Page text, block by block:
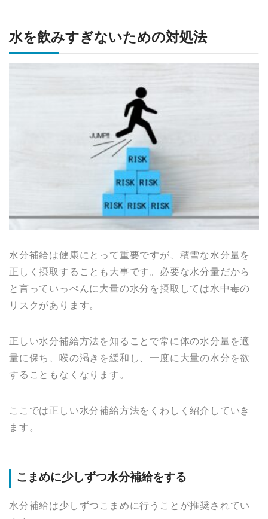
水を飲みすぎないための対処法
水分補給は健康にとって重要ですが、積雪な水分量を
正しく摂取することも大事です。必要な水分量だから
と言っていっぺんに大量の水分を摂取しては水中毒の
リスクがあります。
正しい水分補給方法を知ることで常に体の水分量を適
量に保ち、喉の渇きを緩和し、一度に大量の水分を欲
することもなくなります。
ここでは正しい水分補給方法をくわしく紹介していき
ます。
こまめに少しずつ水分補給をする
水分補給は少しずつこまめに行うことが推奨されてい